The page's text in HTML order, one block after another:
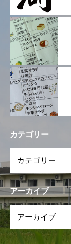
カテゴリー
アーカイブ